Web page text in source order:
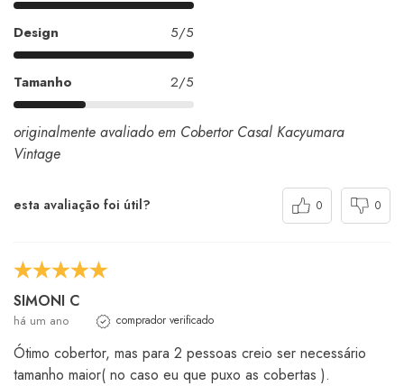
Design 5/5
Tamanho 2/5
originalmente avaliado em Cobertor Casal Kacyumara
Vintage
esta avaliação foi útil? 0 0
SIMONI C
há um ano comprador verificado
Ótimo cobertor, mas para 2 pessoas creio ser necessário
tamanho maior( no caso eu que puxo as cobertas ).